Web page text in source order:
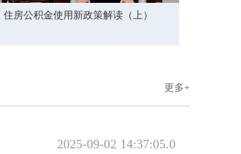
解读 图解 朝政办发〔2025〕14号
朝政办发〔2025〕3号
住房公积金使用新政策解读（上）
更多+